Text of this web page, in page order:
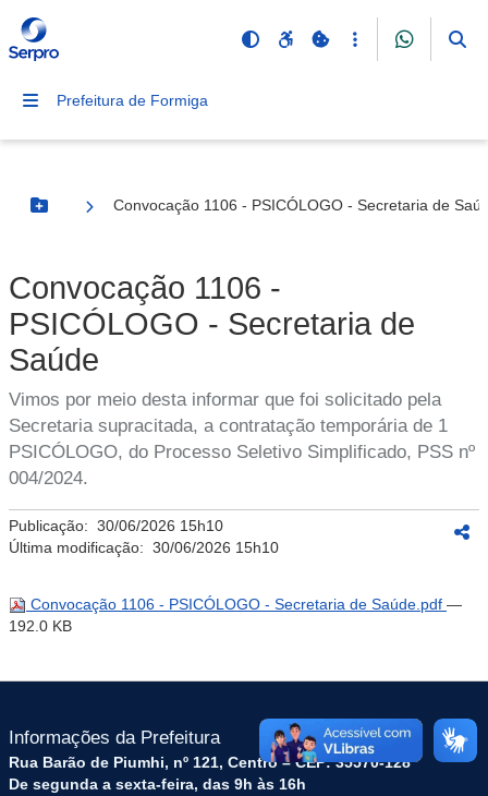
Prefeitura de Formiga
Botão Menu
Convocação 1106 - PSICÓLOGO - Secretaria de
Convocação 1106 -
PSICÓLOGO - Secretaria de
Saúde
Vimos por meio desta informar que foi solicitado pela
Secretaria supracitada, a contratação temporária de 1
PSICÓLOGO, do Processo Seletivo Simplificado, PSS nº
004/2024.
Publicação: 30/06/2026 15h10
Última modificação: 30/06/2026 15h10
Convocação 1106 - PSICÓLOGO - Secretaria de Saúde.pdf —
192.0 KB
Informações da Prefeitura
Rua Barão de Piumhi, nº 121, Centro – CEP: 35570-128
De segunda a sexta-feira, das 9h às 16h